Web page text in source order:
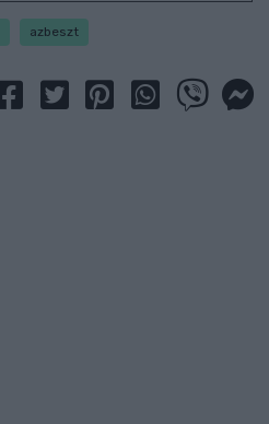
azbeszt